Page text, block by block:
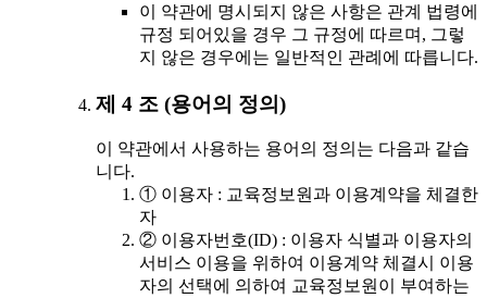
이 약관에 명시되지 않은 사항은 관계 법령에
규정 되어있을 경우 그 규정에 따르며, 그렇
지 않은 경우에는 일반적인 관례에 따릅니다.
제 4 조 (용어의 정의)
이 약관에서 사용하는 용어의 정의는 다음과 같습
니다.
① 이용자 : 교육정보원과 이용계약을 체결한
자
② 이용자번호(ID) : 이용자 식별과 이용자의
서비스 이용을 위하여 이용계약 체결시 이용
자의 선택에 의하여 교육정보원이 부여하는